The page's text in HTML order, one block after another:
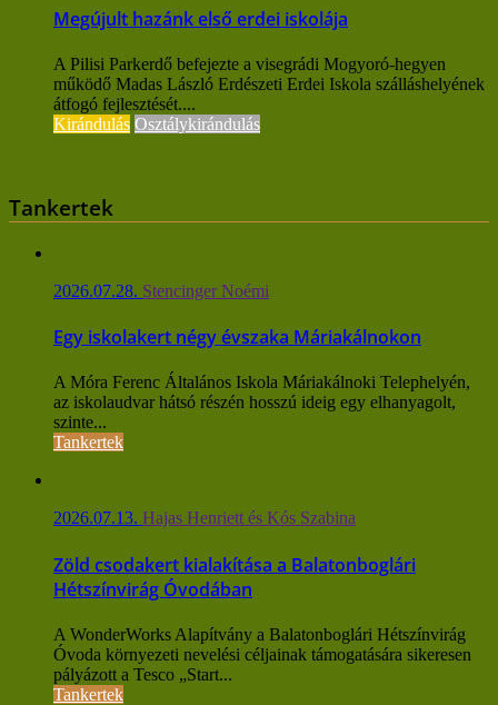
Megújult hazánk első erdei iskolája
A Pilisi Parkerdő befejezte a visegrádi Mogyoró-hegyen
működő Madas László Erdészeti Erdei Iskola szálláshelyének
átfogó fejlesztését....
Kirándulás Osztálykirándulás
Tankertek
2026.07.28. Stencinger Noémi
Egy iskolakert négy évszaka Máriakálnokon
A Móra Ferenc Általános Iskola Máriakálnoki Telephelyén,
az iskolaudvar hátsó részén hosszú ideig egy elhanyagolt,
szinte...
Tankertek
2026.07.13. Hajas Henriett és Kós Szabina
Zöld csodakert kialakítása a Balatonboglári
Hétszínvirág Óvodában
A WonderWorks Alapítvány a Balatonboglári Hétszínvirág
Óvoda környezeti nevelési céljainak támogatására sikeresen
pályázott a Tesco „Start...
Tankertek